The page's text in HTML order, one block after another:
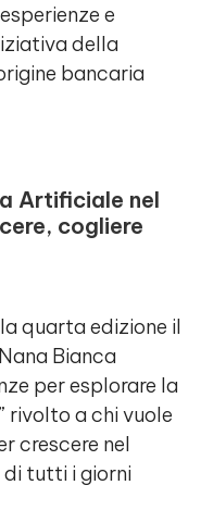
e
della
bancaria
Artificiale nel
cogliere
quarta edizione il
Bianca
per esplorare la
rivolto a chi vuole
crescere nel
tutti i giorni